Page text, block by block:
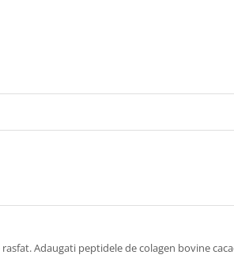
Adaugati peptidele de colagen bovine